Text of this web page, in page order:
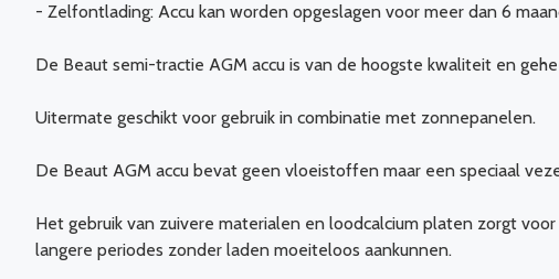
- Zelfontlading: Accu kan worden opgeslagen voor meer dan 6
De Beaut semi-tractie AGM accu is van de hoogste kwaliteit en
Uitermate geschikt voor gebruik in combinatie met zonnepanelen.
De Beaut AGM accu bevat geen vloeistoffen maar een speciaal
Het gebruik van zuivere materialen en loodcalcium platen zorgt
langere periodes zonder laden moeiteloos aankunnen.